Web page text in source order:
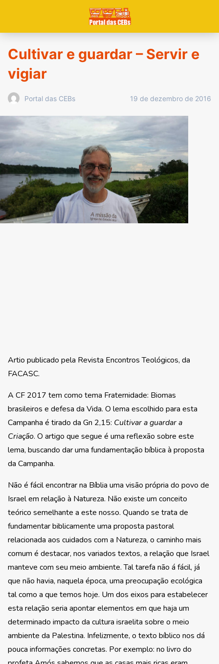
Cultivar e guardar – Servir e
vigiar
Portal das CEBs 19 de dezembro de 2016
Artio publicado pela Revista Encontros Teológicos, da
FACASC.
A CF 2017 tem como tema Fraternidade: Biomas
brasileiros e defesa da Vida. O lema escolhido para esta
Campanha é tirado da Gn 2,15: Cultivar a guardar a
Criação. O artigo que segue é uma reflexão sobre este
lema, buscando dar uma fundamentação bíblica à proposta
da Campanha.
Não é fácil encontrar na Bíblia uma visão própria do povo de
Israel em relação à Natureza. Não existe um conceito
teórico semelhante a este nosso. Quando se trata de
fundamentar biblicamente uma proposta pastoral
relacionada aos cuidados com a Natureza, o caminho mais
comum é destacar, nos variados textos, a relação que Israel
manteve com seu meio ambiente. Tal tarefa não á fácil, já
que não havia, naquela época, uma preocupação ecológica
tal como a que temos hoje. Um dos eixos para estabelecer
esta relação seria apontar elementos em que haja um
determinado impacto da cultura israelita sobre o meio
ambiente da Palestina. Infelizmente, o texto bíblico nos dá
pouca informações concretas. Por exemplo: no livro do